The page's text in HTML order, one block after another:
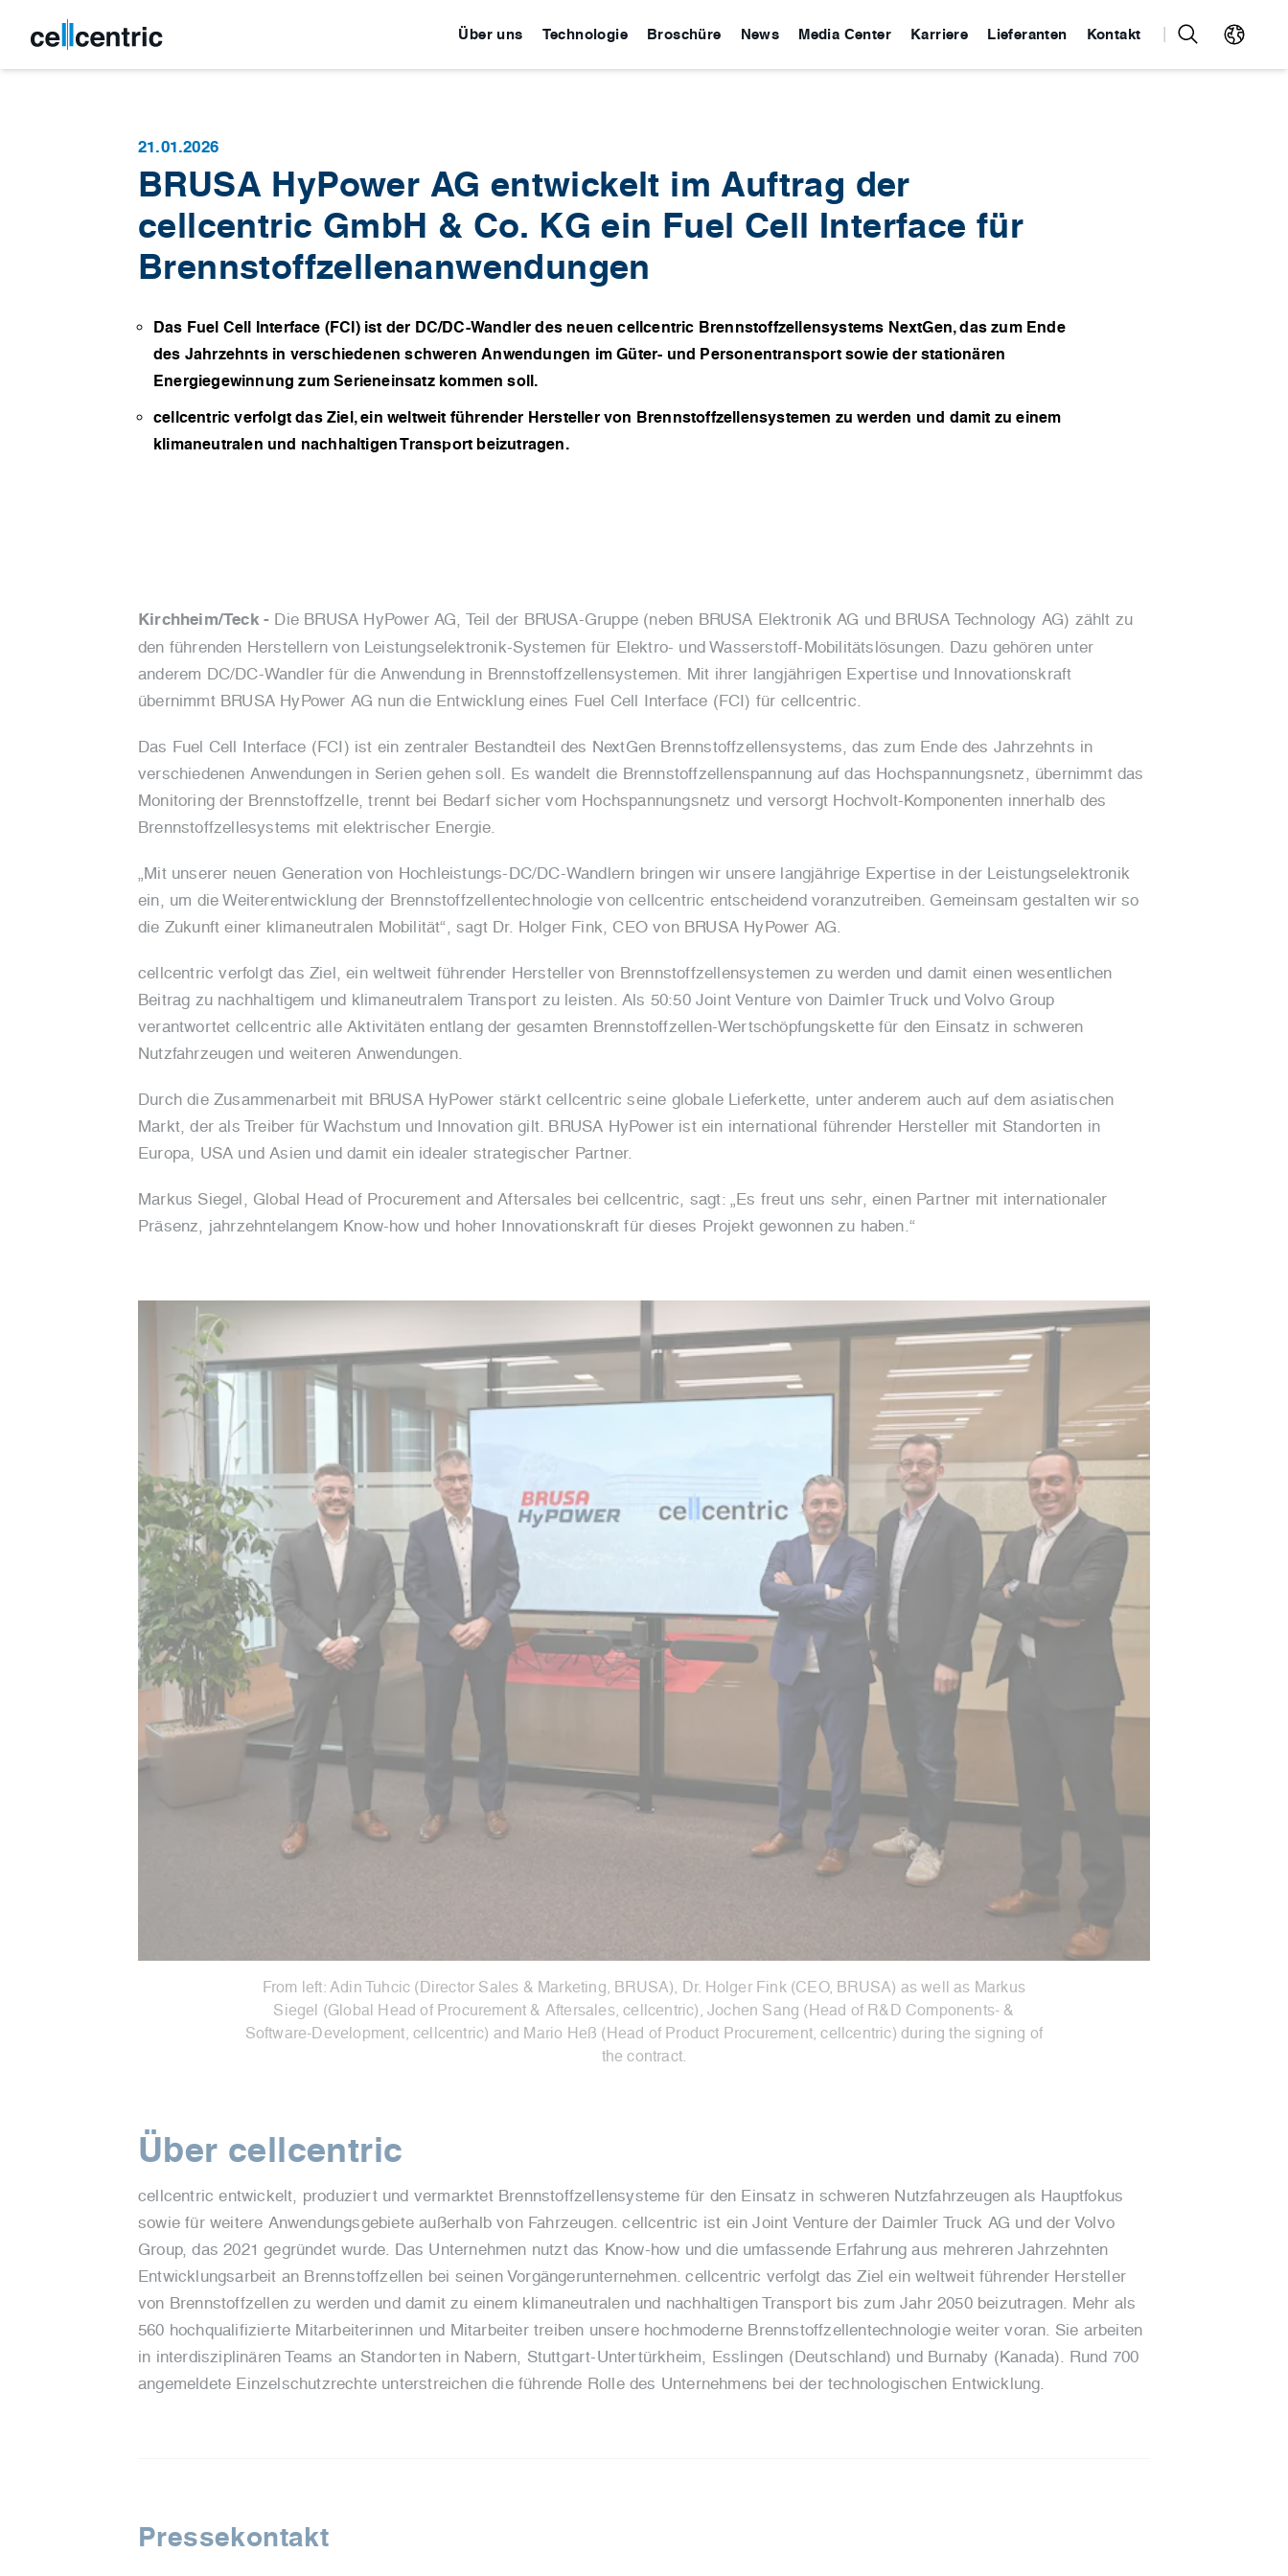
Über uns Technologie Broschüre News Media Center Karriere Lieferanten Kontakt
21.01.2026
BRUSA HyPower AG entwickelt im Auftrag der
cellcentric GmbH & Co. KG ein Fuel Cell Interface für
Brennstoffzellenanwendungen
Das Fuel Cell Interface (FCI) ist der DC/DC-Wandler des neuen cellcentric Brennstoffzellensystems NextGen, das zum Ende
des Jahrzehnts in verschiedenen schweren Anwendungen im Güter- und Personentransport sowie der stationären
Energiegewinnung zum Serieneinsatz kommen soll.
cellcentric verfolgt das Ziel, ein weltweit führender Hersteller von Brennstoffzellensystemen zu werden und damit zu einem
klimaneutralen und nachhaltigen Transport beizutragen.
Kirchheim/Teck - Die BRUSA HyPower AG, Teil der BRUSA-Gruppe (neben BRUSA Elektronik AG und BRUSA Technology AG) zählt zu
den führenden Herstellern von Leistungselektronik-Systemen für Elektro- und Wasserstoff-Mobilitätslösungen. Dazu gehören unter
anderem DC/DC-Wandler für die Anwendung in Brennstoffzellensystemen. Mit ihrer langjährigen Expertise und Innovationskraft
übernimmt BRUSA HyPower AG nun die Entwicklung eines Fuel Cell Interface (FCI) für cellcentric.
Das Fuel Cell Interface (FCI) ist ein zentraler Bestandteil des NextGen Brennstoffzellensystems, das zum Ende des Jahrzehnts in
verschiedenen Anwendungen in Serien gehen soll. Es wandelt die Brennstoffzellenspannung auf das Hochspannungsnetz, übernimmt das
Monitoring der Brennstoffzelle, trennt bei Bedarf sicher vom Hochspannungsnetz und versorgt Hochvolt-Komponenten innerhalb des
Brennstoffzellesystems mit elektrischer Energie.
„Mit unserer neuen Generation von Hochleistungs-DC/DC-Wandlern bringen wir unsere langjährige Expertise in der Leistungselektronik
ein, um die Weiterentwicklung der Brennstoffzellentechnologie von cellcentric entscheidend voranzutreiben. Gemeinsam gestalten wir so
die Zukunft einer klimaneutralen Mobilität“, sagt Dr. Holger Fink, CEO von BRUSA HyPower AG.
cellcentric verfolgt das Ziel, ein weltweit führender Hersteller von Brennstoffzellensystemen zu werden und damit einen wesentlichen
Beitrag zu nachhaltigem und klimaneutralem Transport zu leisten. Als 50:50 Joint Venture von Daimler Truck und Volvo Group
verantwortet cellcentric alle Aktivitäten entlang der gesamten Brennstoffzellen-Wertschöpfungskette für den Einsatz in schweren
Nutzfahrzeugen und weiteren Anwendungen.
Durch die Zusammenarbeit mit BRUSA HyPower stärkt cellcentric seine globale Lieferkette, unter anderem auch auf dem asiatischen
Markt, der als Treiber für Wachstum und Innovation gilt. BRUSA HyPower ist ein international führender Hersteller mit Standorten in
Europa, USA und Asien und damit ein idealer strategischer Partner.
Markus Siegel, Global Head of Procurement and Aftersales bei cellcentric, sagt: „Es freut uns sehr, einen Partner mit internationaler
Präsenz, jahrzehntelangem Know-how und hoher Innovationskraft für dieses Projekt gewonnen zu haben.“
From left: Adin Tuhcic (Director Sales & Marketing, BRUSA), Dr. Holger Fink (CEO, BRUSA) as well as Markus
Siegel (Global Head of Procurement & Aftersales, cellcentric), Jochen Sang (Head of R&D Components- &
Software-Development, cellcentric) and Mario Heß (Head of Product Procurement, cellcentric) during the signing of
the contract.
Über cellcentric
cellcentric entwickelt, produziert und vermarktet Brennstoffzellensysteme für den Einsatz in schweren Nutzfahrzeugen als Hauptfokus
sowie für weitere Anwendungsgebiete außerhalb von Fahrzeugen. cellcentric ist ein Joint Venture der Daimler Truck AG und der Volvo
Group, das 2021 gegründet wurde. Das Unternehmen nutzt das Know-how und die umfassende Erfahrung aus mehreren Jahrzehnten
Entwicklungsarbeit an Brennstoffzellen bei seinen Vorgängerunternehmen. cellcentric verfolgt das Ziel ein weltweit führender Hersteller
von Brennstoffzellen zu werden und damit zu einem klimaneutralen und nachhaltigen Transport bis zum Jahr 2050 beizutragen. Mehr als
560 hochqualifizierte Mitarbeiterinnen und Mitarbeiter treiben unsere hochmoderne Brennstoffzellentechnologie weiter voran. Sie arbeiten
in interdisziplinären Teams an Standorten in Nabern, Stuttgart-Untertürkheim, Esslingen (Deutschland) und Burnaby (Kanada). Rund 700
angemeldete Einzelschutzrechte unterstreichen die führende Rolle des Unternehmens bei der technologischen Entwicklung.
Pressekontakt